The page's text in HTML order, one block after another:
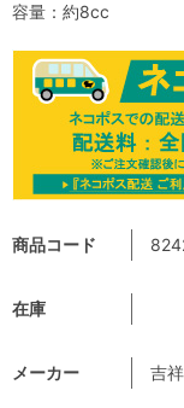
商品コード
在庫
メーカー 吉祥
容量：約8cc